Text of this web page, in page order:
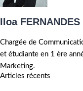
Iloa FERNANDES
Chargée de
et étudiante en 1 ère
Marketing.
Articles récents